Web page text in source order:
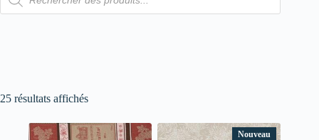
25 résultats affichés
Nouveau
produits